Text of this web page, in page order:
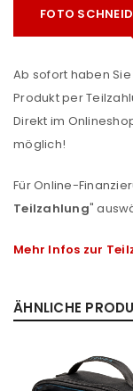
FOTO
Ab sofort haben
Produkt per
Direkt im
möglich!
Für Online-
Teilzahlung"
Mehr Infos zur
ÄHNLICHE